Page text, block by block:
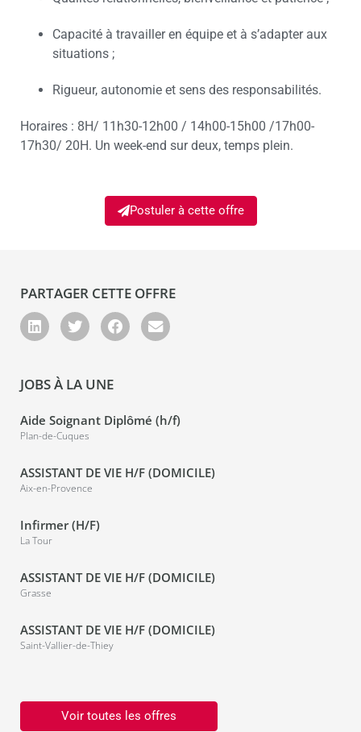
Capacité à travailler en équipe et à s’adapter aux
situations ;
Rigueur, autonomie et sens des responsabilités.
Horaires : 8H/ 11h30-12h00 / 14h00-15h00 /17h00-
17h30/ 20H. Un week-end sur deux, temps plein.
Postuler à cette offre
PARTAGER CETTE OFFRE
JOBS À LA UNE
Aide Soignant Diplômé (h/f)
Plan-de-Cuques
ASSISTANT DE VIE H/F (DOMICILE)
Aix-en-Provence
Infirmer (H/F)
La Tour
ASSISTANT DE VIE H/F (DOMICILE)
Grasse
ASSISTANT DE VIE H/F (DOMICILE)
Saint-Vallier-de-Thiey
Voir toutes les offres